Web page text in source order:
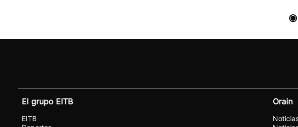
El grupo EITB
EITB
Orain